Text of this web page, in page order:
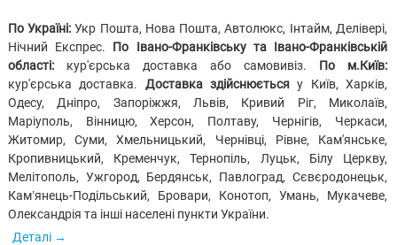
По Україні: Укр Пошта, Нова Пошта, Автолюкс, Інтайм, Делівері,
Нічний Експрес. По Івано-Франківську та Івано-Франківській
області:кур'єрська доставка або самовивіз. По м.Київ:
кур'єрська доставка. Доставка здійснюєтьсяу Київ, Харків,
Одесу, Дніпро, Запоріжжя, Львів, Кривий Ріг, Миколаїв,
Маріуполь, Вінницю, Херсон, Полтаву, Чернігів, Черкаси,
Житомир, Суми, Хмельницький, Чернівці, Рівне, Кам'янське,
Кропивницький, Кременчук, Тернопіль, Луцьк, Білу Церкву,
Мелітополь, Ужгород, Бердянськ, Павлоград, Сєвєродонецьк,
Кам’янець-Подільський, Бровари, Конотоп, Умань, Мукачеве,
Олександрія та інші населені пункти України.
Деталі